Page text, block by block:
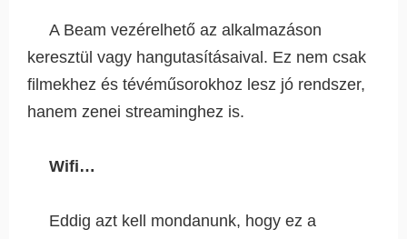
A Beam vezérelhető az alkalmazáson
keresztül vagy hangutasításaival. Ez nem csak
filmekhez és tévéműsorokhoz lesz jó rendszer,
hanem zenei streaminghez is.
Wifi…
Eddig azt kell mondanunk, hogy ez a